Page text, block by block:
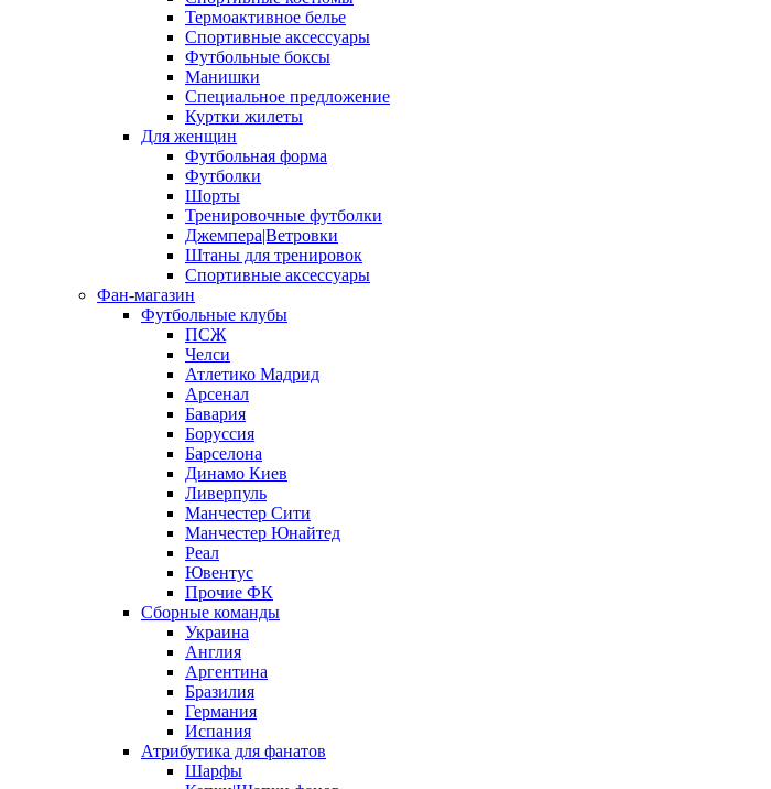
Термоактивное белье
Спортивные аксессуары
Футбольные боксы
Манишки
Специальное предложение
Куртки жилеты
Для женщин
Футбольная форма
Футболки
Шорты
Тренировочные футболки
Джемпера|Ветровки
Штаны для тренировок
Спортивные аксессуары
Фан-магазин
Футбольные клубы
ПСЖ
Челси
Атлетико Мадрид
Арсенал
Бавария
Боруссия
Барселона
Динамо Киев
Ливерпуль
Манчестер Сити
Манчестер Юнайтед
Реал
Ювентус
Прочие ФК
Сборные команды
Украина
Англия
Аргентина
Бразилия
Германия
Испания
Атрибутика для фанатов
Шарфы